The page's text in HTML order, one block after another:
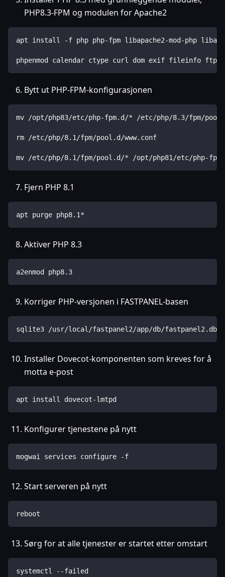
PHP8.3-FPM og modulen for Apache2
apt install -f php php-fpm libapache2-mod-php
phpenmod calendar ctype curl dom exif fileinfo ftp
Bytt ut PHP-FPM-konfigurasjonen
mv /opt/php83/etc/php-fpm.d/* /etc/php/8.3/fpm/
rm /etc/php/8.1/fpm/pool.d/www.conf
mv /etc/php/8.1/fpm/pool.d/* /opt/php81/etc/php-
Fjern PHP 8.1
apt purge php8.1*
Aktiver PHP 8.3
a2enmod php8.3
Korriger PHP-versjonen i FASTPANEL-basen
sqlite3 /usr/local/fastpanel2/app/db/fastpanel2.db
Installer Dovecot-komponenten som kreves for å
motta e-post
apt install dovecot-lmtpd
Konfigurer tjenestene på nytt
mogwai services configure -f
Start serveren på nytt
reboot
Sørg for at alle tjenester er startet etter omstart
systemctl --failed